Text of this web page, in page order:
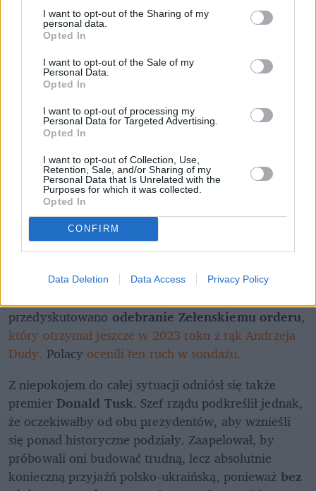
I want to opt-out of the Sharing of my
personal data.
Opted In
I want to opt-out of the Sale of my
Personal Data.
Opted In
I want to opt-out of processing my
Personal Data for Targeted Advertising.
Opted In
I want to opt-out of Collection, Use,
Retention, Sale, and/or Sharing of my
Personal Data that Is Unrelated with the
Purposes for which it was collected.
Opted In
CONFIRM
Data Deletion Data Access Privacy Policy
W związku z tym zaproponował, aby 8 czerwca, na
przedyskutowano odebranie Zełenskiemu orderu
który otrzymał jeszcze w 2023 roku z rąk Andrzeja
Dudy. Polacy ocenili ten ruch w sondażu.
Z niepokojem do całej sytuacji odniósł się także
premier Donald Tusk. Szef rządu podkreślił jednak,
że oczekiwałby od obu prezydentów, aby wznieśli
się ponad historyczne podziały. Zaapelował, by
próbowali oni budować trudną, lecz absolutnie
konieczną przyjaźń polsko-ukraińską, ponieważ bez